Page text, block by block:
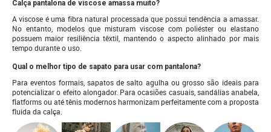
Calça pantalona de viscose amassa muito?
A viscose é uma fibra natural processada que possui tendência a amassar.
No entanto, modelos que misturam viscose com poliéster ou elastano
possuem maior resiliência têxtil, mantendo o aspecto alinhado por mais
tempo durante o uso.
Qual o melhor tipo de sapato para usar com pantalona?
Para eventos formais, sapatos de salto agulha ou grosso são ideais para
potencializar o efeito alongador. Para ocasiões casuais, sandálias anabela,
flatforms ou até tênis modernos harmonizam perfeitamente com a proposta
fluida da calça.